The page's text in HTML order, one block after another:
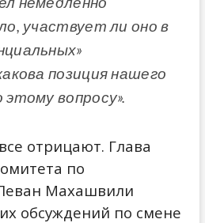
участвует ли оно в
позиция нашего
вопросу».
отрицают. Глава
по
Махашвили
обсуждений по смене